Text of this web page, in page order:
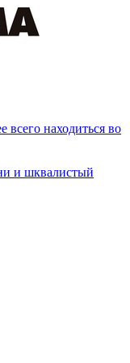
всего находиться во
и шквалистый